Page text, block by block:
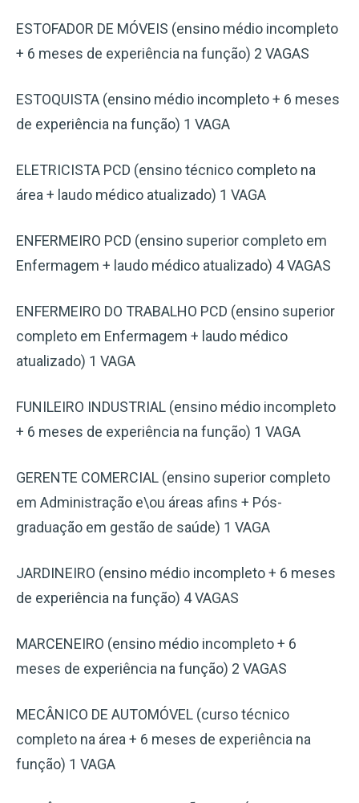
ESTOFADOR DE MÓVEIS (ensino médio incompleto
+ 6 meses de experiência na função) 2 VAGAS
ESTOQUISTA (ensino médio incompleto + 6 meses
de experiência na função) 1 VAGA
ELETRICISTA PCD (ensino técnico completo na
área + laudo médico atualizado) 1 VAGA
ENFERMEIRO PCD (ensino superior completo em
Enfermagem + laudo médico atualizado) 4 VAGAS
ENFERMEIRO DO TRABALHO PCD (ensino superior
completo em Enfermagem + laudo médico
atualizado) 1 VAGA
FUNILEIRO INDUSTRIAL (ensino médio incompleto
+ 6 meses de experiência na função) 1 VAGA
GERENTE COMERCIAL (ensino superior completo
em Administração e\ou áreas afins + Pós-
graduação em gestão de saúde) 1 VAGA
JARDINEIRO (ensino médio incompleto + 6 meses
de experiência na função) 4 VAGAS
MARCENEIRO (ensino médio incompleto + 6
meses de experiência na função) 2 VAGAS
MECÂNICO DE AUTOMÓVEL (curso técnico
completo na área + 6 meses de experiência na
função) 1 VAGA